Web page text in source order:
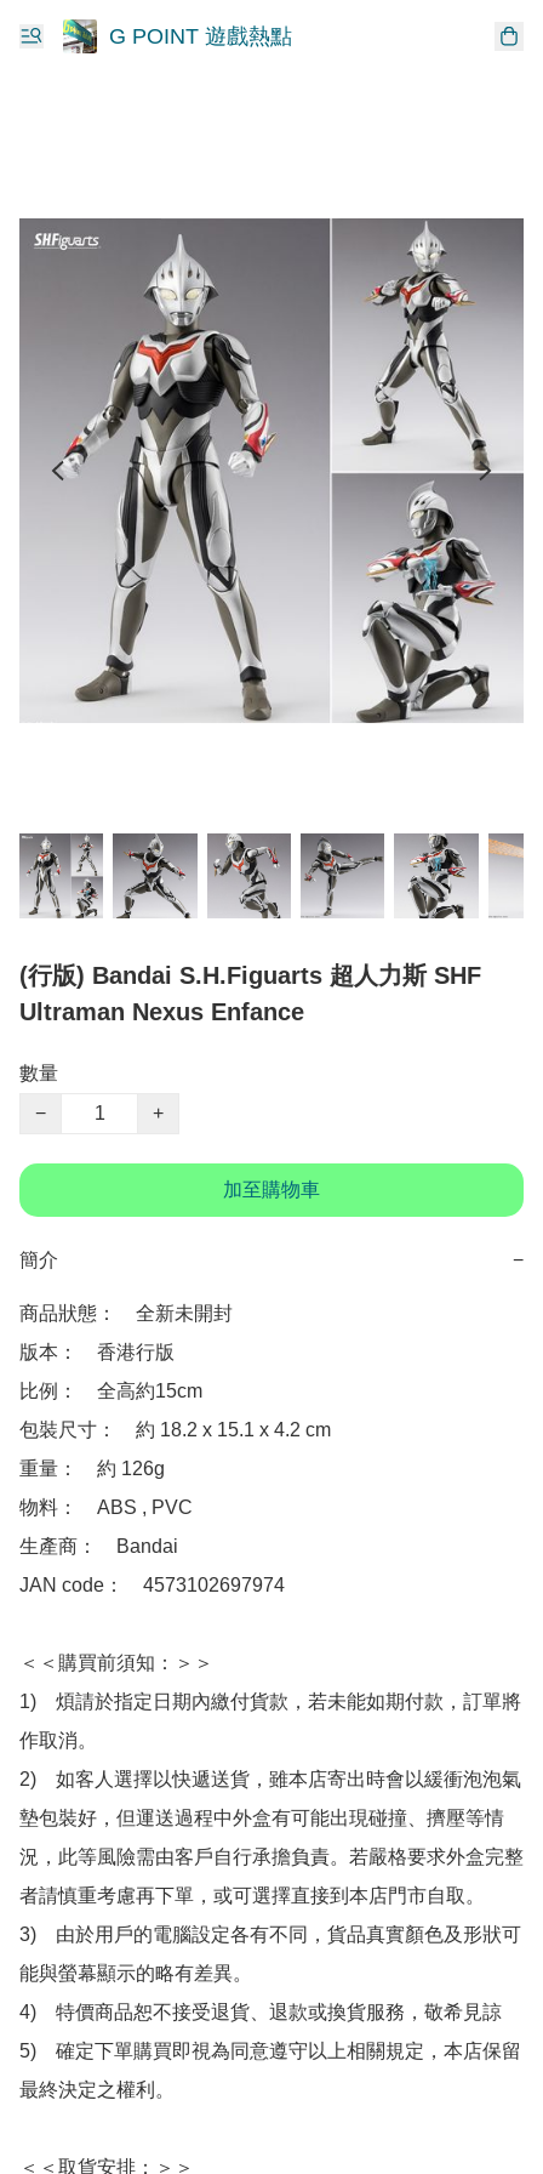
G POINT 遊戲熱點
(行版) Bandai S.H.Figuarts 超人力斯 SHF
Ultraman Nexus Enfance
數量
−
+
加至購物車
簡介 −
商品狀態：　全新未開封
版本：　香港行版
比例：　全高約15cm
包裝尺寸：　約 18.2 x 15.1 x 4.2 cm
重量：　約 126g
物料：　ABS , PVC
生產商：　Bandai
JAN code：　4573102697974
＜＜購買前須知：＞＞
1)　煩請於指定日期內繳付貨款，若未能如期付款，訂單將
作取消。
2)　如客人選擇以快遞送貨，雖本店寄出時會以緩衝泡泡氣
墊包裝好，但運送過程中外盒有可能出現碰撞、擠壓等情
況，此等風險需由客戶自行承擔負責。若嚴格要求外盒完整
者請慎重考慮再下單，或可選擇直接到本店門市自取。
3)　由於用戶的電腦設定各有不同，貨品真實顏色及形狀可
能與螢幕顯示的略有差異。
4)　特價商品恕不接受退貨、退款或換貨服務，敬希見諒
5)　確定下單購買即視為同意遵守以上相關規定，本店保留
最終決定之權利。
＜＜取貨安排：＞＞